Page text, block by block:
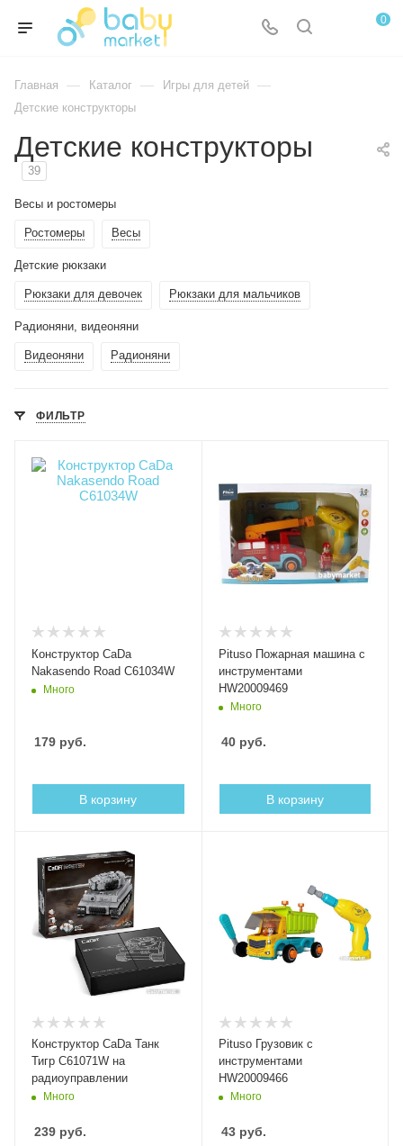
0
Главная — Каталог — Игры для детей —
Детские конструкторы
Детские конструкторы
39
Весы и ростомеры
Ростомеры Весы
Детские рюкзаки
Рюкзаки для девочек Рюкзаки для мальчиков
Радионяни, видеоняни
Видеоняни Радионяни
ФИЛЬТР
Конструктор CaDa
Nakasendo Road C61034W
Много
179 руб.
В корзину
Pituso Пожарная машина с
инструментами
HW20009469
Много
40руб.
В корзину
Конструктор CaDa Танк
Тигр C61071W на
радиоуправлении
Много
239 руб.
Pituso Грузовик с
инструментами
HW20009466
Много
43руб.